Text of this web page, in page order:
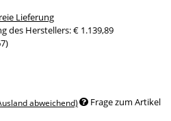
Lieferung
des Herstellers:€ 1.139,89
)
abweichend) Frage zum Artikel